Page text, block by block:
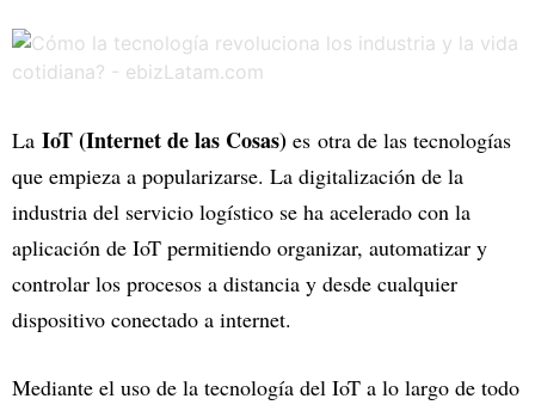
La IoT (Internet de las Cosas) es otra de las tecnologías
que empieza a popularizarse. La digitalización de la
industria del servicio logístico se ha acelerado con la
aplicación de IoT permitiendo organizar, automatizar y
controlar los procesos a distancia y desde cualquier
dispositivo conectado a internet.
Mediante el uso de la tecnología del IoT a lo largo de todo